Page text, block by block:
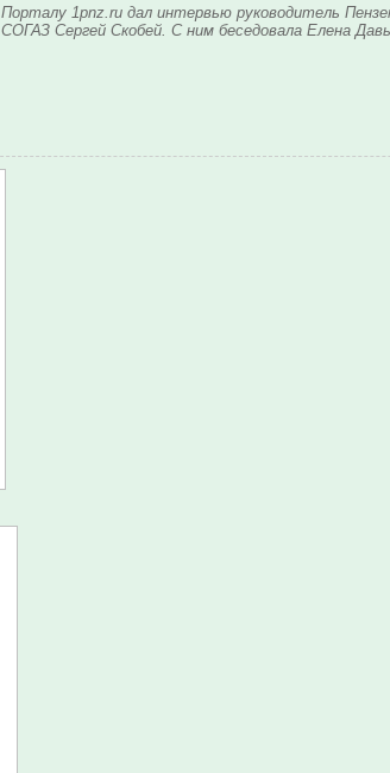
Порталу 1pnz.ru дал интервью руководитель
СОГАЗ Сергей Скобей. С ним беседовала Елена